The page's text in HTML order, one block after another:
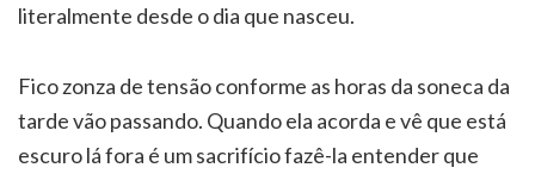
literalmente desde o dia que nasceu.
Fico zonza de tensão conforme as horas da soneca da
tarde vão passando. Quando ela acorda e vê que está
escuro lá fora é um sacrifício fazê-la entender que